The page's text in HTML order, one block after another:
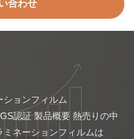
合わせ
ションフィルム
認証 製品概要 熱売りの中
ネーションフィルムは